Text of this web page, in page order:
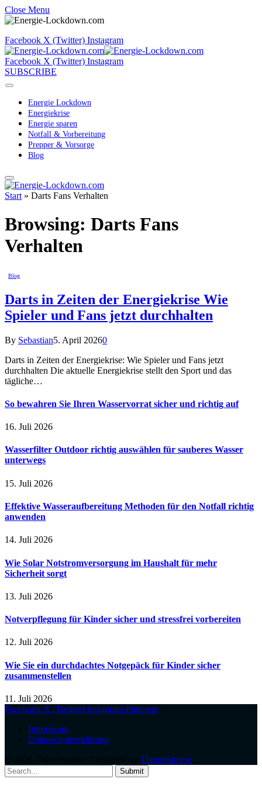
Close Menu
Facebook X (Twitter) Instagram
Facebook X (Twitter) Instagram
SUBSCRIBE
Energie Lockdown
Energiekrise
Energie sparen
Notfall & Vorbereitung
Prepper & Vorsorge
Blog
Start » Darts Fans Verhalten
Browsing: Darts Fans
Verhalten
Blog
Darts in Zeiten der Energiekrise Wie
Spieler und Fans jetzt durchhalten
By Sebastian5. April 20260
Darts in Zeiten der Energiekrise: Wie Spieler und Fans jetzt
durchhalten Die aktuelle Energiekrise stellt den Sport und das
tägliche…
So bewahren Sie Ihren Wasservorrat sicher und richtig auf
16. Juli 2026
Wasserfilter Outdoor richtig auswählen für sauberes Wasser
unterwegs
15. Juli 2026
Effektive Wasseraufbereitung Methoden für den Notfall richtig
anwenden
14. Juli 2026
Wie Solar Notstromversorgung im Haushalt für mehr
Sicherheit sorgt
13. Juli 2026
Notverpflegung für Kinder sicher und stressfrei vorbereiten
12. Juli 2026
Wie Sie ein durchdachtes Notgepäck für Kinder sicher
zusammenstellen
11. Juli 2026
Facebook X (Twitter) Instagram Pinterest
Impressum
Datenschutzerklärung
ThemeSphere
Submit